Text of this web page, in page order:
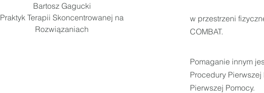
Bartosz Gagucki
Praktyk Terapii Skoncentrowanej na
Rozwiązaniach
w przestrzeni
COMBAT.
Pomaganie innym
Procedury
Pierwszej Pomocy.